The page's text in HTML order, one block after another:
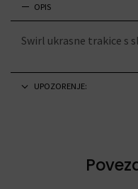
OPIS
Swirl ukrasne trakice s
UPOZORENJE: